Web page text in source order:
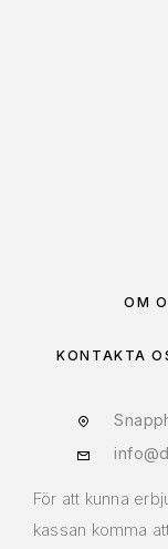
OM
KONTAKTA
För att kunna
kassan komma